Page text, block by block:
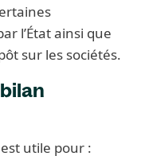
l’État ainsi que
sur les sociétés.
utile pour :